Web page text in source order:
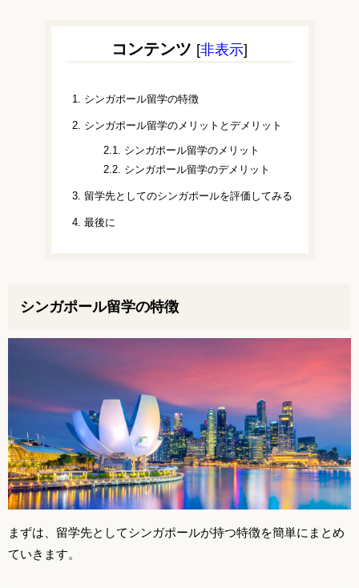
コンテンツ [非表示]
1. シンガポール留学の特徴
2. シンガポール留学のメリットとデメリット
2.1.
シンガポール留学のメリット
2.2. シンガポール留学のデメリット
3. 留学先としてのシンガポールを評価してみる
4. 最後に
シンガポール留学の特徴
まずは、留学先としてシンガポールが持つ特徴を簡単にまとめ
ていきます。